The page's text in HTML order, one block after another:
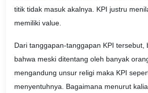
titik tidak masuk akalnya. KPI justru
memiliki value.
Dari tanggapan-tanggapan KPI tersebut,
bahwa meski ditentang oleh banyak
mengandung unsur religi maka KPI
menyentuhnya. Bagaimana menurut